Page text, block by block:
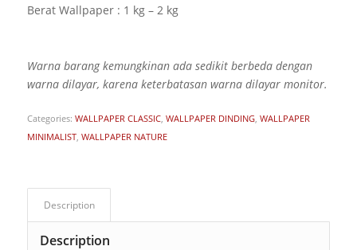
Berat Wallpaper : 1 kg – 2 kg
Warna barang kemungkinan ada sedikit berbeda dengan
warna dilayar, karena keterbatasan warna dilayar monitor.
Categories: WALLPAPER CLASSIC, WALLPAPER DINDING, WALLPAPER
MINIMALIST, WALLPAPER NATURE
Description
Description